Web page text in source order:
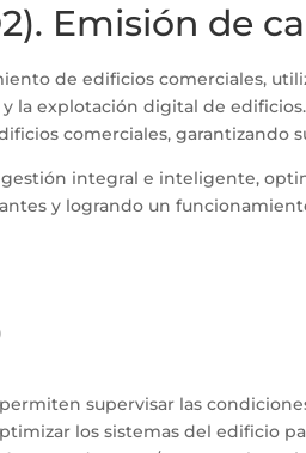
Emisión de
de edificios comerciales,
la explotación digital de
comerciales, garantizando
integral e inteligente,
y logrando un
supervisar las
los sistemas del edificio